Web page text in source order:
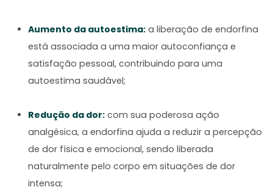
Aumento da autoestima: a liberação de endorfina
está associada a uma maior autoconfiança e
satisfação pessoal, contribuindo para uma
autoestima saudável;
Redução da dor: com sua poderosa ação
analgésica, a endorfina ajuda a reduzir a percepção
de dor física e emocional, sendo liberada
naturalmente pelo corpo em situações de dor
intensa;